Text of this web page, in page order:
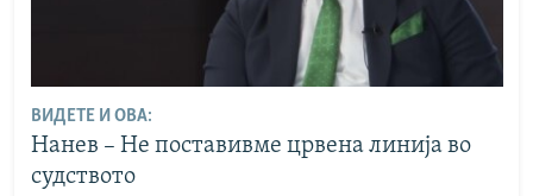
ВИДЕТЕ И ОВА:
Нанев – Не поставивме црвена линија во
судството